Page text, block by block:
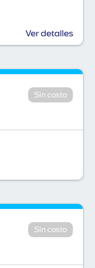
Ver detalles
Sin costo
Sin costo